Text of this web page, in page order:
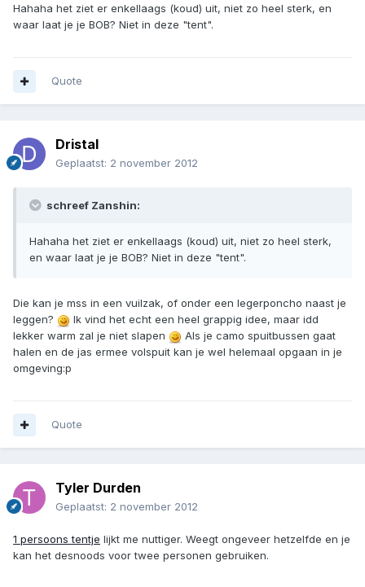
Hahaha het ziet er enkellaags (koud) uit, niet zo heel sterk, en
waar laat je je BOB? Niet in deze "tent".
Quote
Dristal
Geplaatst: 2 november 2012
schreef Zanshin:
Hahaha het ziet er enkellaags (koud) uit, niet zo heel sterk,
en waar laat je je BOB? Niet in deze "tent".
Die kan je mss in een vuilzak, of onder een legerponcho naast je
leggen?
Ik vind het echt een heel grappig idee, maar idd
lekker warm zal je niet slapen
Als je camo spuitbussen gaat
halen en de jas ermee volspuit kan je wel helemaal opgaan in je
omgeving:p
Quote
Tyler Durden
Geplaatst: 2 november 2012
1 persoons tentje lijkt me nuttiger. Weegt ongeveer hetzelfde en je
kan het desnoods voor twee personen gebruiken.